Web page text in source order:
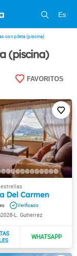
Es
con pileta (piscina)
(piscina)
FAVORITOS
Del Carmen
L. Gutierrez